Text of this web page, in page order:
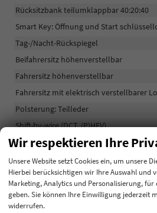
Rücksitzbank teilumklappbar 40:20:40
Smart Key: Öffnung und Start
Tag-/Nacht-Rückspiegel
Beifahrersitz höhenverstellbar
Fahrersitz höhenverstellbar
Fahrersitz mit elektrisch verstellbarer
Polsterung: Teilleder
Shift-by-wire (DCT, (P)HEV)
Schaltwippen mit
Schaltwippen . (PHEV)
Luftfilter
Lenkrad höhen- und tiefenverstellbar
Lenkradbedienung für Audio
Wir respektieren Ihre
Unsere Website setzt Cookies ein, um unsere
Hierbei berücksichtigen wir Ihre Auswahl und
Marketing, Analytics und Personalisierung, für
geben. Sie können Ihre Einwilligung jederzeit
widerrufen.